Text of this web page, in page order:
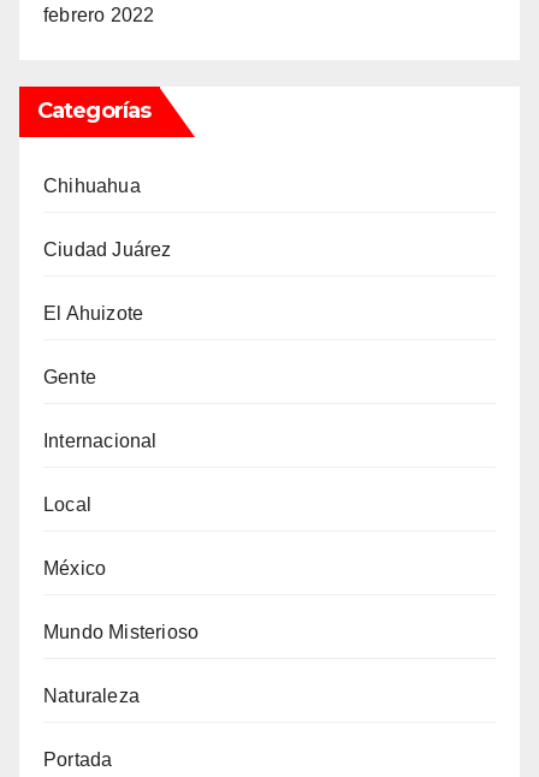
febrero 2022
Categorías
Chihuahua
Ciudad Juárez
El Ahuizote
Gente
Internacional
Local
México
Mundo Misterioso
Naturaleza
Portada